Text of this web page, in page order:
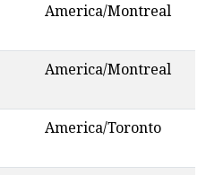
America/Montreal
America/Montreal
America/Toronto